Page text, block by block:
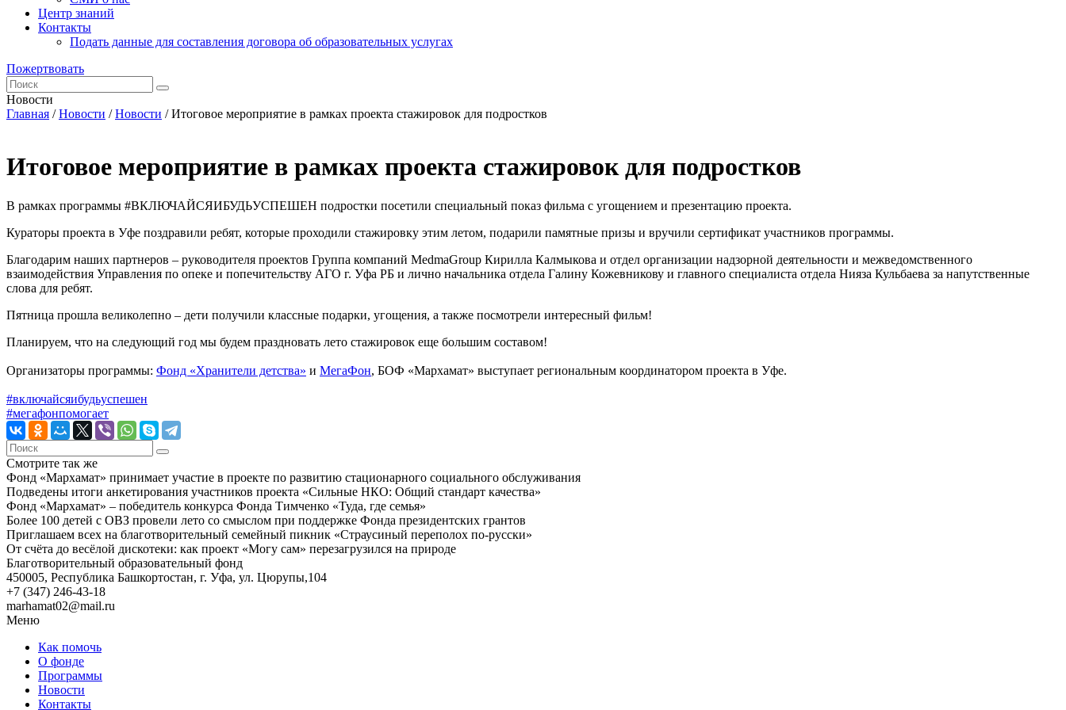
Центр знаний
Контакты
Подать данные для составления договора об образовательных услугах
Пожертвовать
Новости
Главная / Новости / Новости / Итоговое мероприятие в рамках проекта стажировок для подростков
Итоговое мероприятие в рамках проекта стажировок для подростков
В рамках программы #ВКЛЮЧАЙСЯИБУДЬУСПЕШЕН подростки посетили специальный показ фильма с угощением и презентацию проекта.
Кураторы проекта в Уфе поздравили ребят, которые проходили стажировку этим летом, подарили памятные призы и вручили сертификат участников программы.
Благодарим наших партнеров – руководителя проектов Группа компаний MedmaGroup Кирилла Калмыкова и отдел организации надзорной деятельности и межведомственного
взаимодействия Управления по опеке и попечительству АГО г. Уфа РБ и лично начальника отдела Галину Кожевникову и главного специалиста отдела Нияза Кульбаева за напутственные
слова для ребят.
Пятница прошла великолепно – дети получили классные подарки, угощения, а также посмотрели интересный фильм!
Планируем, что на следующий год мы будем праздновать лето стажировок еще большим составом!
Организаторы программы: Фонд «Хранители детства» и МегаФон, БОФ «Мархамат» выступает региональным координатором проекта в Уфе.
#включайсяибудьуспешен
#мегафонпомогает
Смотрите так же
Фонд «Мархамат» принимает участие в проекте по развитию стационарного социального обслуживания
Подведены итоги анкетирования участников проекта «Сильные НКО: Общий стандарт качества»
Фонд «Мархамат» – победитель конкурса Фонда Тимченко «Туда, где семья»
Более 100 детей с ОВЗ провели лето со смыслом при поддержке Фонда президентских грантов
Приглашаем всех на благотворительный семейный пикник «Страусиный переполох по-русски»
От счёта до весёлой дискотеки: как проект «Могу сам» перезагрузился на природе
Благотворительный образовательный фонд
450005, Республика Башкортостан, г. Уфа, ул. Цюрупы,104
+7 (347) 246-43-18
marhamat02@mail.ru
Меню
Как помочь
О фонде
Программы
Новости
Контакты